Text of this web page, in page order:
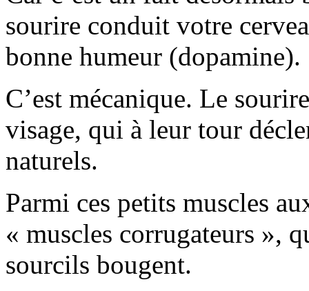
sourire conduit votre
bonne humeur (dopamine).
C’est mécanique. Le
visage, qui à leur tour
naturels.
Parmi ces petits muscles
« muscles corrugateurs »,
sourcils bougent.